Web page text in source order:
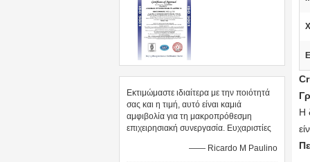
Εκτιμώμαστε ιδιαίτερα με την ποιότητά
σας και η τιμή, αυτό είναι καμιά
αμφιβολία για τη μακροπρόθεσμη
επιχειρησιακή συνεργασία. Ευχαριστίες
—— Ricardo Μ Paulino
Η